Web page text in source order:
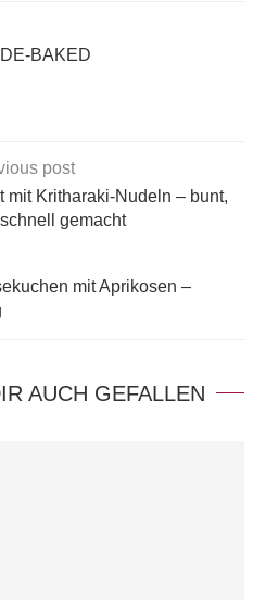
BAKED
post
mit Kritharaki-Nudeln – bunt,
gemacht
mit Aprikosen –
AUCH GEFALLEN